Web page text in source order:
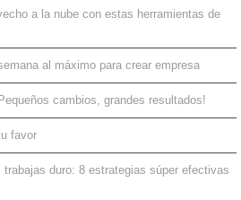
a la nube con estas herramientas de
al máximo para crear empresa
cambios, grandes resultados!
favor
duro: 8 estrategias súper efectivas